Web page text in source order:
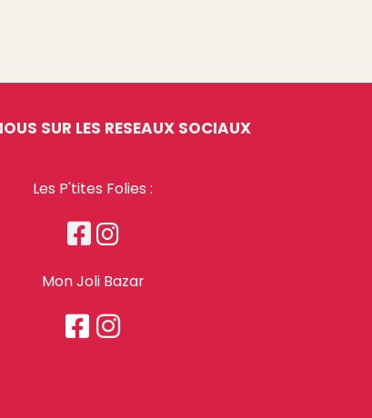
SUR LES RESEAUX SOCIAUX
Les P'tites Folies :
 
Mon Joli Bazar
 